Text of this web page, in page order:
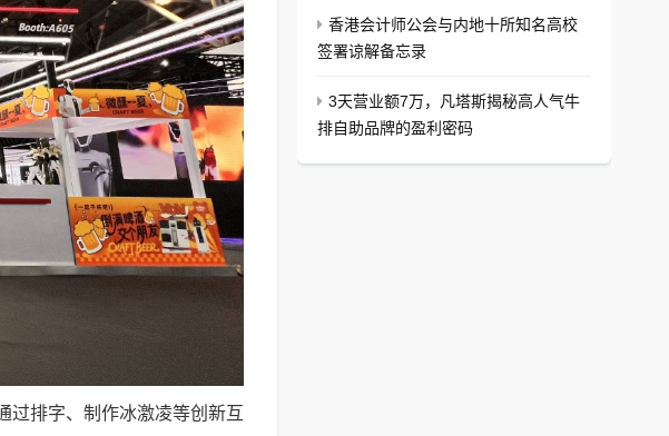
过排字、制作冰激凌等创新互
香港会计师公会与内地十所知名高校
签署谅解备忘录
3天营业额7万，凡塔斯揭秘高人气牛
排自助品牌的盈利密码